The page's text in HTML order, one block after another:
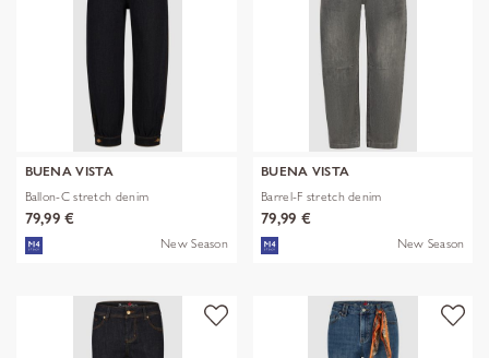
BUENA VISTA
Ballon-C stretch denim
79,99 €
New Season
BUENA VISTA
Barrel-F stretch denim
79,99 €
New Season